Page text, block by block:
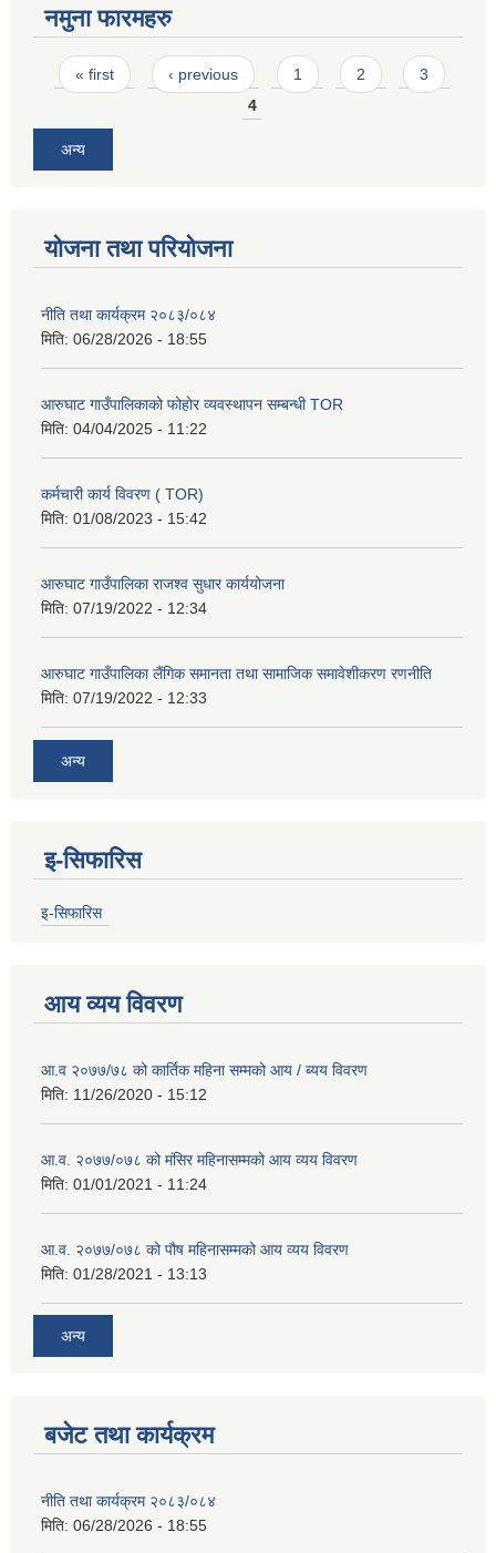
नमुना फारमहरु
Pages
« first ‹ previous 1 2
3
4
अन्य
योजना तथा परियोजना
नीति तथा कार्यक्रम २०८३/०८४
मिति: 06/28/2026 - 18:55
आरुघाट गाउँपालिकाको फोहोर व्यवस्थापन सम्बन्धी TOR
मिति: 04/04/2025 - 11:22
कर्मचारी कार्य विवरण ( TOR)
मिति: 01/08/2023 - 15:42
आरुघाट गाउँपालिका राजश्व सुधार कार्ययोजना
मिति: 07/19/2022 - 12:34
आरुघाट गाउँपालिका लैंगिक समानता तथा सामाजिक समावेशीकरण रणनीति
मिति: 07/19/2022 - 12:33
अन्य
इ-सिफारिस
इ-सिफारिस
आय व्यय विवरण
आ.व २०७७/७८ को कार्तिक महिना सम्मको आय / ब्यय विवरण
मिति: 11/26/2020 - 15:12
आ.व. २०७७/०७८ को मंसिर महिनासम्मको आय व्यय विवरण
मिति: 01/01/2021 - 11:24
आ.व. २०७७/०७८ को पौष महिनासम्मको आय व्यय विवरण
मिति: 01/28/2021 - 13:13
अन्य
बजेट तथा कार्यक्रम
नीति तथा कार्यक्रम २०८३/०८४
मिति: 06/28/2026 - 18:55